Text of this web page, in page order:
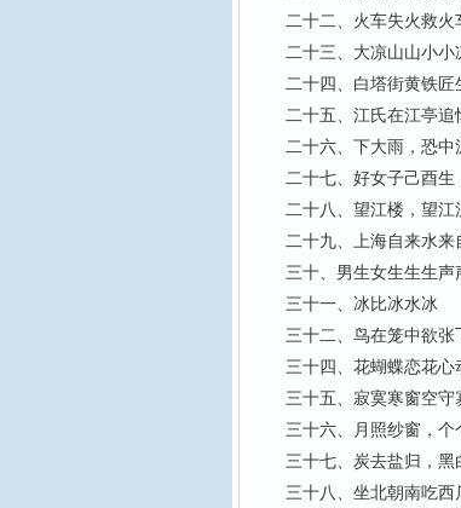
二十二、火车失火救火
二十三、大凉山山小小
二十四、白塔街黄铁匠
二十五、江氏在江亭追
二十六、下大雨，恐中
二十七、好女子己酉生，
二十八、望江楼，望江
二十九、上海自来水来
三十、男生女生生生声
三十一、冰比冰水冰
三十二、鸟在笼中欲张
三十四、花蝴蝶恋花心
三十五、寂寞寒窗空守
三十六、月照纱窗，个
三十七、炭去盐归，黑
三十八、坐北朝南吃西